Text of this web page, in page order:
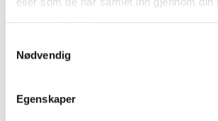
Nødvendig
Egenskaper